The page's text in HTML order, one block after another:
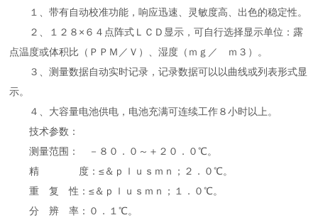
１、带有自动校准功能，响应迅速、灵敏度高、出色的稳定性。
２、１２８×６４点阵式ＬＣＤ显示，可自行选择显示单位：露
点温度或体积比（ＰＰＭ／Ｖ）、湿度（ｍｇ／ ｍ３）。
３、测量数据自动实时记录，记录数据可以以曲线或列表形式显
示。
４、大容量电池供电，电池充满可连续工作８小时以上。
技术参数：
测量范围： －８０．０～＋２０．０℃。
精 度：≤＆ｐｌｕｓｍｎ；２．０℃。
重 复 性：≤＆ｐｌｕｓｍｎ；１．０℃。
分 辨 率：０．１℃。